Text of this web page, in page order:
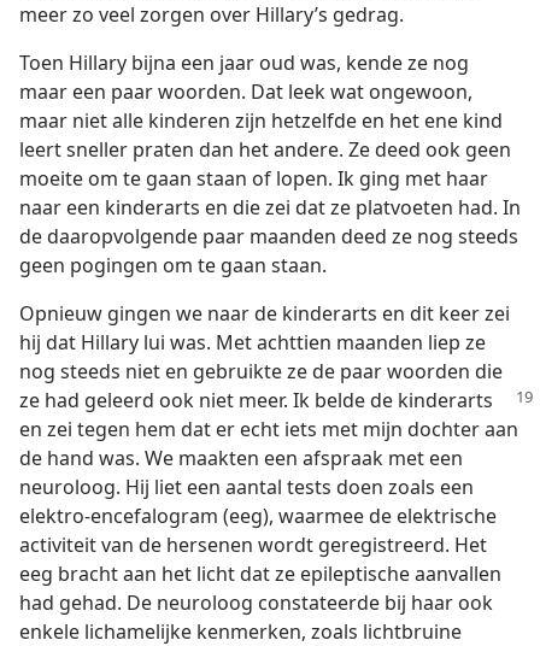
meer zo veel zorgen over Hillary’s gedrag.
Toen Hillary bijna een jaar oud was, kende ze nog
maar een paar woorden. Dat leek wat ongewoon,
maar niet alle kinderen zijn hetzelfde en het ene kind
leert sneller praten dan het andere. Ze deed ook geen
moeite om te gaan staan of lopen. Ik ging met haar
naar een kinderarts en die zei dat ze platvoeten had. In
de daaropvolgende paar maanden deed ze nog steeds
geen pogingen om te gaan staan.
Opnieuw gingen we naar de kinderarts en dit keer zei
hij dat Hillary lui was. Met achttien maanden liep ze
nog steeds niet en gebruikte ze de paar woorden die
ze had geleerd ook niet meer. Ik belde de kinderarts
en zei tegen hem dat er echt iets met mijn dochter aan
de hand was. We maakten een afspraak met een
neuroloog. Hij liet een aantal tests doen zoals een
elektro-encefalogram (eeg), waarmee de elektrische
activiteit van de hersenen wordt geregistreerd. Het
eeg bracht aan het licht dat ze epileptische aanvallen
had gehad. De neuroloog constateerde bij haar ook
enkele lichamelijke kenmerken, zoals lichtbruine